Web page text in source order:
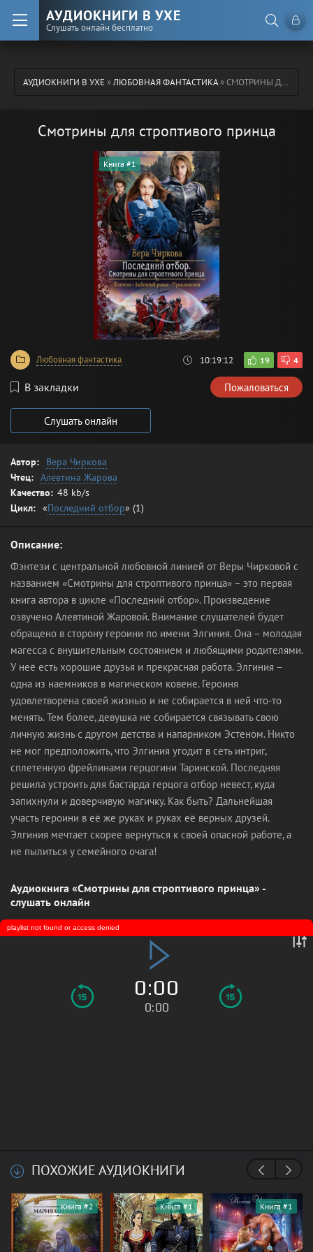
АУДИОКНИГИ В УХЕ
Слушать онлайн бесплатно
АУДИОКНИГИ В УХЕ»ЛЮБОВНАЯ ФАНТАСТИКА» СМОТРИНЫ ДЛЯ СТРОПТИВОГО ПРИНЦА
Смотрины для строптивого принца
Книга #1
Любовная фантастика 10:19:12 19 4
В закладки Пожаловаться
Слушать онлайн
Автор:
Вера Чиркова
Чтец: Алевтина Жарова
Качество: 48 kb/s
Цикл: «Последний отбор» (1)
Описание:
Фэнтези с центральной любовной линией от Веры Чирковой с
названием «Смотрины для строптивого принца» – это первая
книга автора в цикле «Последний отбор». Произведение
озвучено Алевтиной Жаровой. Внимание слушателей будет
обращено в сторону героини по имени Элгиния. Она – молодая
магесса с внушительным состоянием и любящими родителями.
У неё есть хорошие друзья и прекрасная работа. Элгиния –
одна из наемников в магическом ковене. Героиня
удовлетворена своей жизнью и не собирается в ней что-то
менять. Тем более, девушка не собирается связывать свою
личную жизнь с другом детства и напарником Эстеном. Никто
не мог предположить, что Элгиния угодит в сеть интриг,
сплетенную фрейлинами герцогини Таринской. Последняя
решила устроить для бастарда герцога отбор невест, куда
запихнули и доверчивую магичку. Как быть? Дальнейшая
участь героини в её же руках и руках её верных друзей.
Элгиния мечтает скорее вернуться к своей опасной работе, а
не пылиться у семейного очага!
Аудиокнига «Смотрины для строптивого принца» -
слушать онлайн
0:00
0:00
playlist not found or access denied
ПОХОЖИЕ АУДИОКНИГИ
Книга #2 Книга #1 Книга #1